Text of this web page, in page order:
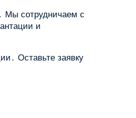
Мы сотрудничаем с
и
Оставьте заявку